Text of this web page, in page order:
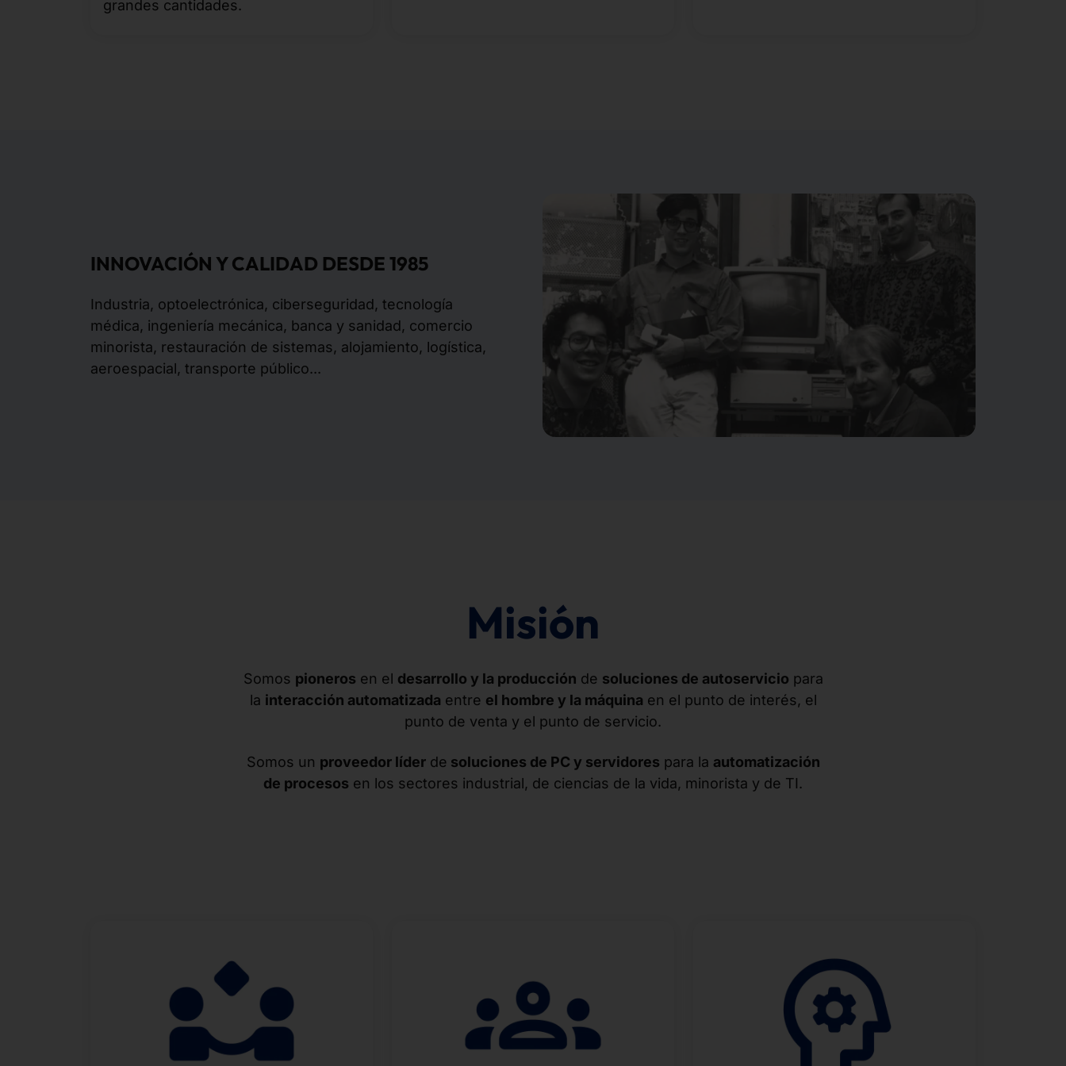
grandes cantidades.
INNOVACIÓN Y CALIDAD DESDE 1985
Industria, optoelectrónica, ciberseguridad, tecnología
médica, ingeniería mecánica, banca y sanidad, comercio
minorista, restauración de sistemas, alojamiento, logística,
aeroespacial, transporte público...
Misión
Somos pioneros en el desarrollo y la producción de soluciones de autoservicio para
la interacción automatizada entre el hombre y la máquina en el punto de interés, el
punto de venta y el punto de servicio.
Somos un proveedor líderde soluciones de PC y servidores para la automatización
de procesos en los sectores industrial, de ciencias de la vida, minorista y de TI.